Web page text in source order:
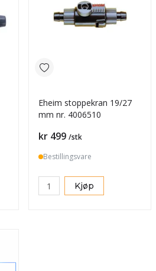
Eheim stoppekran 19/27
mm nr. 4006510
Pris
kr 499 /stk
Bestillingsvare
Kjøp